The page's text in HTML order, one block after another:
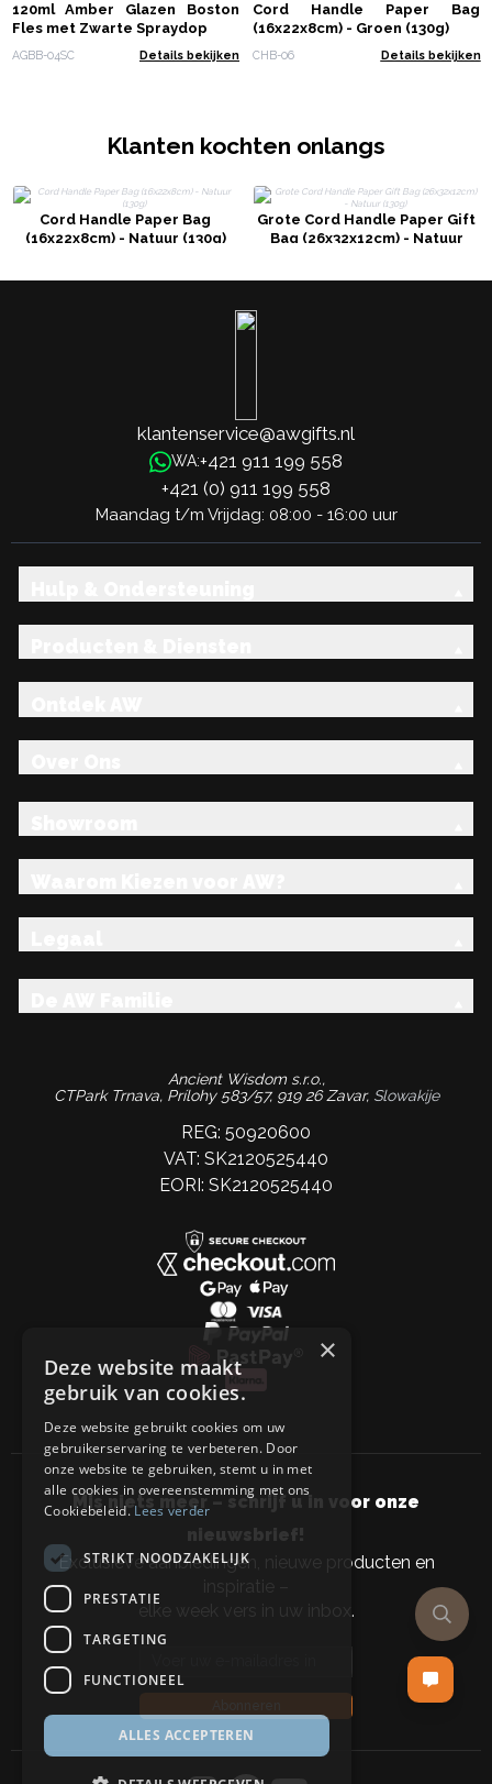
120ml Amber Glazen Boston
Fles met Zwarte Spraydop
AGBB-04SC Details bekijken
Cord Handle Paper Bag
(16x22x8cm) - Groen (130g)
CHB-06 Details bekijken
Klanten kochten onlangs
Cord Handle Paper Bag
(16x22x8cm) - Natuur (130g)
Grote Cord Handle Paper Gift
Bag (26x32x12cm) - Natuur
klantenservice@awgifts.nl
WA:+421 911 199 558
+421 (0) 911 199 558
Maandag t/m Vrijdag: 08:00 - 16:00 uur
Ancient Wisdom s.r.o.,
CTPark Trnava, Prílohy 583/57, 919 26 Zavar, Slowakije
REG: 50920600
VAT: SK2120525440
EORI: SK2120525440
Mis niets meer – schrijf u in voor onze
nieuwsbrief!
Exclusieve aanbiedingen, nieuwe producten en
inspiratie –
elke week vers in uw inbox.
×
Deze website maakt
gebruik van cookies.
Deze website gebruikt cookies om uw
gebruikerservaring te verbeteren. Door
onze website te gebruiken, stemt u in met
alle cookies in overeenstemming met ons
Cookiebeleid.Lees verder
STRIKT NOODZAKELIJK
PRESTATIE
TARGETING
FUNCTIONEEL
ALLES ACCEPTEREN